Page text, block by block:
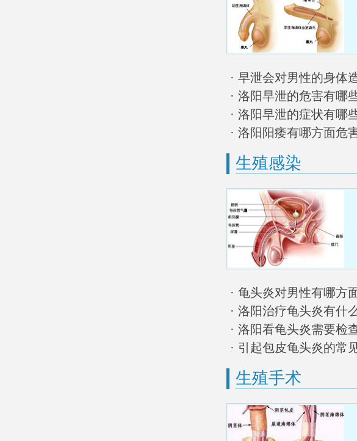
· 早泄会对男性的身体
· 洛阳早泄的危害有哪
· 洛阳早泄的症状有哪
· 洛阳阳痿有哪方面危
生殖感染
· 龟头炎对男性有哪方
· 洛阳治疗龟头炎有什
· 洛阳看龟头炎需要检
· 引起包皮龟头炎的常
生殖手术